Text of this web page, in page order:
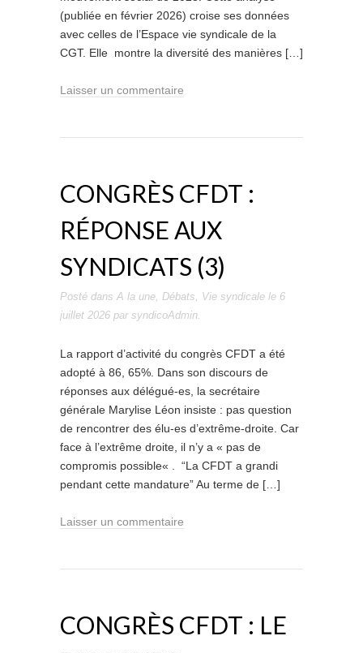
(publiée en février 2026) croise ses données
avec celles de l’Espace vie syndicale de la
CGT. Elle montre la diversité des manières […]
Laisser un commentaire
CONGRÈS CFDT :
RÉPONSE AUX
SYNDICATS (3)
Posté dans A la une, Débats, Vie syndicale le 6
juillet 2026 par syndicoAdmin.
La rapport d’activité du congrès CFDT a été
adopté à 86, 65%. Dans son discours de
réponses aux délégué-es, la secrétaire
générale Marylise Léon insiste : pas question
de rencontrer des élu-es d’extrême-droite. Car
face à l’extrême droite, il n’y a « pas de
compromis possible« . “La CFDT a grandi
pendant cette mandature” Au terme de […]
Laisser un commentaire
CONGRÈS CFDT : LE